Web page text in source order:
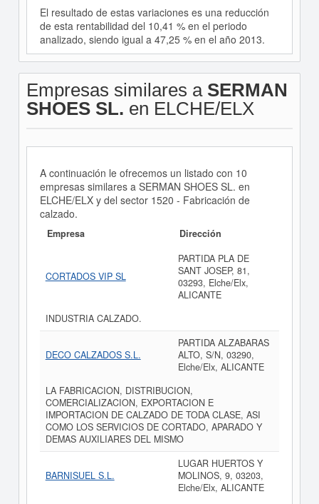
El resultado de estas variaciones es una reducción
de esta rentabilidad del 10,41 % en el periodo
analizado, siendo igual a 47,25 % en el año 2013.
Empresas similares a SERMAN
SHOES SL. en ELCHE/ELX
A continuación le ofrecemos un listado con 10
empresas similares a SERMAN SHOES SL. en
ELCHE/ELX y del sector 1520 - Fabricación de
calzado.
Empresa Dirección
CORTADOS VIP SL
PARTIDA PLA DE
SANT JOSEP, 81,
03293, Elche/Elx,
ALICANTE
INDUSTRIA CALZADO.
DECO CALZADOS S.L.
PARTIDA ALZABARAS
ALTO, S/N, 03290,
Elche/Elx, ALICANTE
LA FABRICACION, DISTRIBUCION,
COMERCIALIZACION, EXPORTACION E
IMPORTACION DE CALZADO DE TODA CLASE, ASI
COMO LOS SERVICIOS DE CORTADO, APARADO Y
DEMAS AUXILIARES DEL MISMO
BARNISUEL S.L.
LUGAR HUERTOS Y
MOLINOS, 9, 03203,
Elche/Elx, ALICANTE